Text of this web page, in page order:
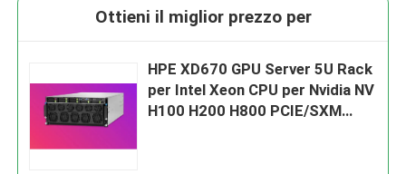
Ottieni il miglior prezzo per
HPE XD670 GPU Server 5U Rack
per Intel Xeon CPU per Nvidia NV
H100 H200 H800 PCIE/SXM